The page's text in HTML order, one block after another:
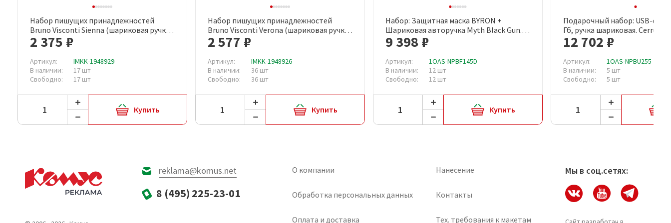
Быстрый просмотр
Набор пишущих принадлежностей
Bruno Visconti Sienna (шариковая ручка,
перьевая ручка, футляр, артикул
производителя 20-0222/0344)
2 375 ₽
Артикул:
IMKK-1948929
В наличии:
17 шт
Свободно:
17 шт
Купить
Быстрый просмотр
Набор пишущих принадлежностей
Bruno Visconti Verona (шариковая ручка,
роллер, футляр, артикул производителя
20-0343/0216)
2 577 ₽
Артикул:
IMKK-1948926
В наличии:
36 шт
Свободно:
36 шт
Купить
Быстрый просмотр
Набор: Защитная маска BYRON +
Шариковая авторучка Myth Black Gun.
Cerruti 1881
9 398 ₽
Артикул:
1OAS-NPBF145D
В наличии:
12 шт
Свободно:
12 шт
Купить
Быстрый просмотр
Подарочный набор: USB-
Гб, ручка шариковая. Cerruti
12 702 ₽
Артикул:
1OAS-NPBU255
В наличии:
5 шт
Свободно:
5 шт
reklama@komus.net
8 (495) 225-23-01
О компании Нанесение
Обработка персональных данных Контакты
Оплата и доставка Тех. требования к макетам
Мы в соц.сетях: